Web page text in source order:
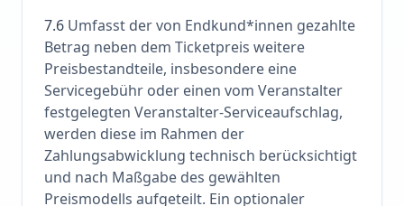
7.6 Umfasst der von Endkund*innen gezahlte
Betrag neben dem Ticketpreis weitere
Preisbestandteile, insbesondere eine
Servicegebühr oder einen vom Veranstalter
festgelegten Veranstalter-Serviceaufschlag,
werden diese im Rahmen der
Zahlungsabwicklung technisch berücksichtigt
und nach Maßgabe des gewählten
Preismodells aufgeteilt. Ein optionaler